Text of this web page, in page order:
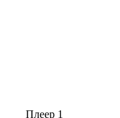
Плеер 1